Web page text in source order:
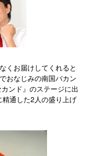
くお届けしてくれると
おなじみの南国バカン
ンド』のステージに出
通した2人の盛り上げ